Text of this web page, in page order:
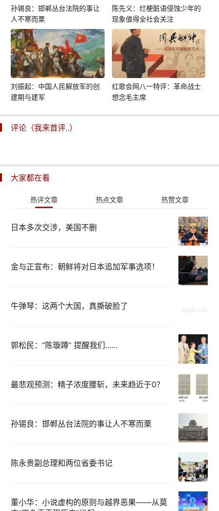
孙锡良：邯郸丛台法院的事让
人不寒而栗
陈先义：烂梗脏语侵蚀少年的
现象值得全社会关注
刘振起：中国人民解放军的创
建期与建军
红歌会网八一特评：革命战士
想念毛主席
评论（我来首评..）
大家都在看
热评文章 热点文章 热赞文章
日本多次交涉，美国不删
金与正宣布：朝鲜将对日本追加军事选项！
牛弹琴：这两个大国，真撕破脸了
郭松民：“陈璇蹲” 提醒我们……
最悲观预测：精子浓度腰斩，未来趋近于0？
孙锡良：邯郸丛台法院的事让人不寒而栗
陈永贵副总理和两位省委书记
董小华：小说虚构的原则与越界恶果——从莫